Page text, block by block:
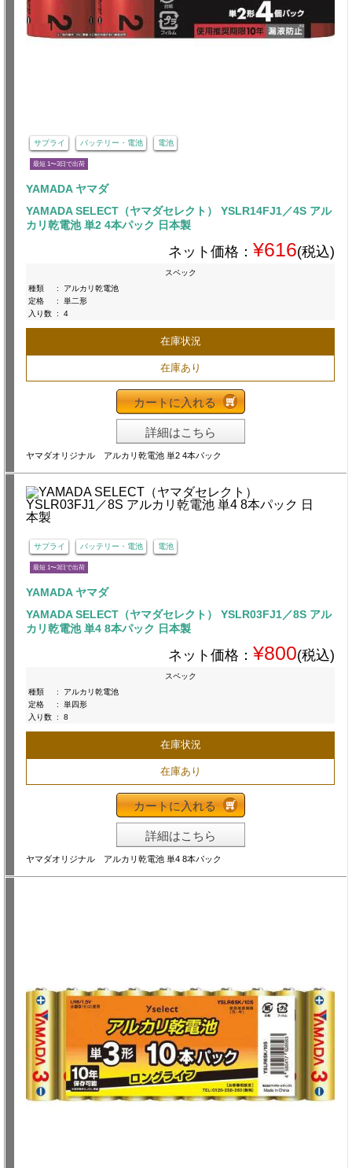
サプライ バッテリー・電池 電池
最短 1〜3日で出荷
YAMADA ヤマダ
YAMADA SELECT（ヤマダセレクト） YSLR14FJ1／4S アル
カリ乾電池 単2 4本パック 日本製
ネット価格： ¥616(税込)
スペック
種類
:
アルカリ乾電池
定格
:
単二形
入り数 : 4
在庫状況
在庫あり
カートに入れる
詳細はこちら
ヤマダオリジナル アルカリ乾電池 単2 4本パック
サプライ バッテリー・電池 電池
最短 1〜3日で出荷
YAMADA ヤマダ
YAMADA SELECT（ヤマダセレクト） YSLR03FJ1／8S アル
カリ乾電池 単4 8本パック 日本製
ネット価格： ¥800(税込)
スペック
種類
:
アルカリ乾電池
定格
:
単四形
入り数 : 8
在庫状況
在庫あり
カートに入れる
詳細はこちら
ヤマダオリジナル アルカリ乾電池 単4 8本パック